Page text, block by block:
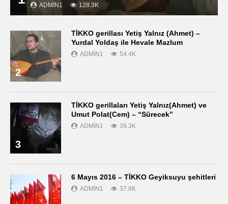
ADMIN1 128.3K
2
TİKKO gerillası Yetiş Yalnız (Ahmet) –
Yurdal Yoldaş ile Hevale Mazlum
ADMIN1 54.4K
3
TİKKO gerillaları Yetiş Yalnız(Ahmet) ve
Umut Polat(Cem) – “Sürecek”
ADMIN1 39.3K
6 Mayıs 2016 – TİKKO Geyiksuyu şehitleri
ADMIN1 37.8K